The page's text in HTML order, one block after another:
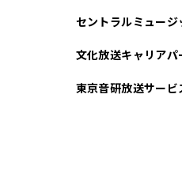
セントラルミュージ
文化放送キャリアパ
東京音研放送サービ